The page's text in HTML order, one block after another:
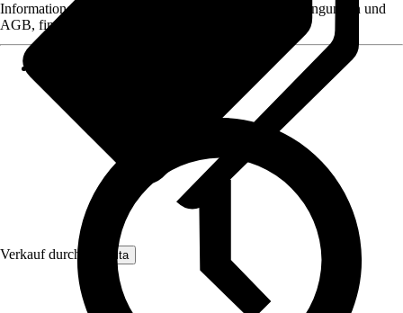
Verkauf durch: Nomita
Informationen des Verkäufers, wie z. B. Rückgabebedingungen und
AGB, finden Sie bei Klick auf den Verkäufernamen.